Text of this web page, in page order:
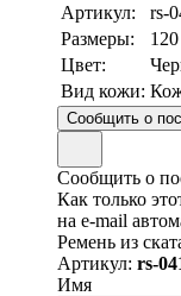
Артикул:
rs-
Размеры:
Цвет:
Вид кожи:
Сообщить о
Сообщить о
Как только
на e-mail
Ремень из
Артикул: rs-
Имя